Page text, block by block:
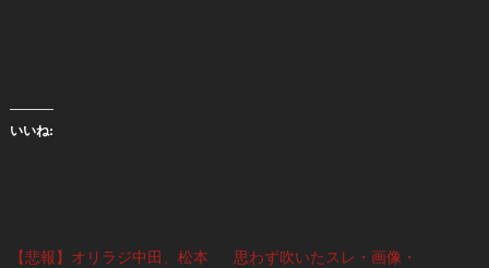
いいね:
【悲報】オリラジ中田、松本
思わず吹いたスレ・画像・